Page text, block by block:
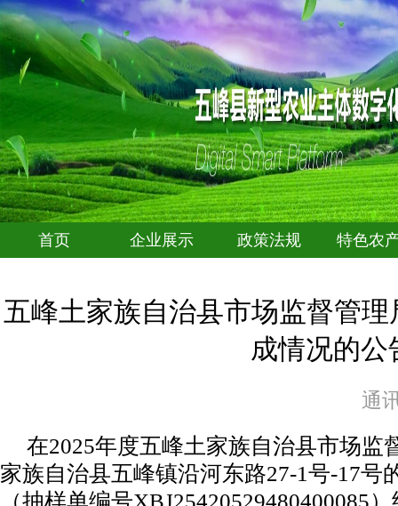
首页 企业展示 政策法规 特色农
五峰土家族自治县市场监督管
成情况的公
通
在2025年度五峰土家族自治县市场
家族自治县五峰镇沿河东路27-1号-17
（抽样单编号XBJ25420529480400085